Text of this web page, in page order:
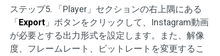
ステップ5. 「Player」セクションの右上隅にある
「 Export 」ボタンをクリックして、Instagram動画
が必要とする出力形式を設定します。また、解像
度、フレームレート、ビットレートを変更するこ